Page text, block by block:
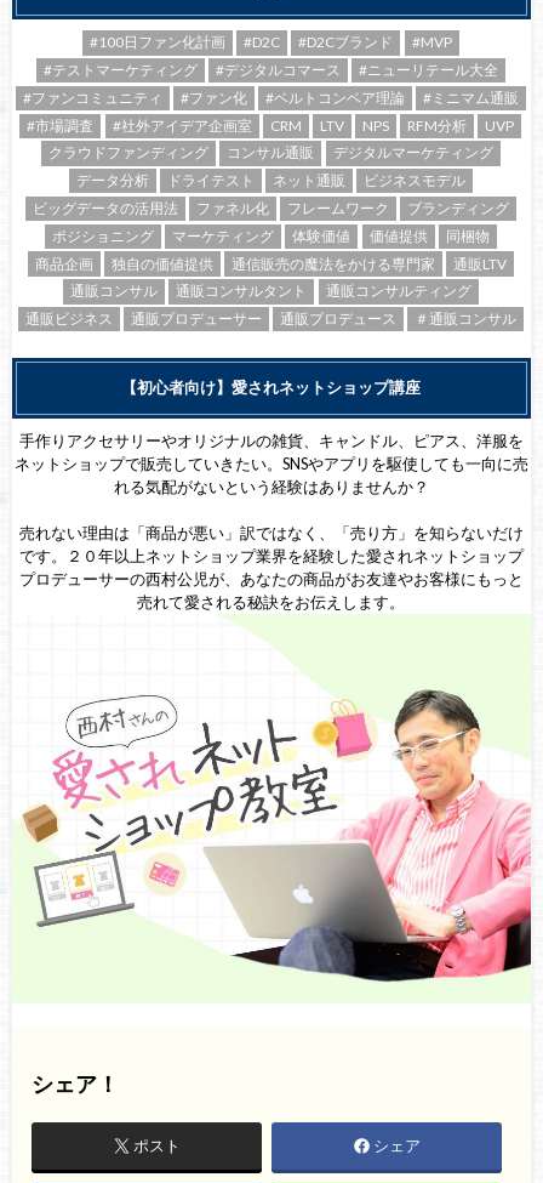
#100日ファン化計画 #D2C #D2Cブランド
#MVP
#テストマーケティング
#デジタルコマース
#ニューリテール大全
#ファンコミュニティ
#ファン化 #ベルトコンベア理論
#ミニマム通販
#市場調査
#社外アイデア企画室 CRM LTV NPS RFM分析
UVP
クラウドファンディング
コンサル通販
デジタルマーケティング
データ分析
ドライテスト ネット通販
ビジネスモデル
ビッグデータの活用法
ファネル化 フレームワーク
ブランディング
ポジショニング
マーケティング 体験価値 価値提供
同梱物
商品企画
独自の価値提供 通信販売の魔法をかける専門家
通販LTV
通販コンサル
通販コンサルタント
通販コンサルティング
通販ビジネス
通販プロデューサー 通販プロデュース ＃通販コンサル
【初心者向け】愛されネットショップ講座
手作りアクセサリーやオリジナルの雑貨、キャンドル、ピアス、洋服を
ネットショップで販売していきたい。SNSやアプリを駆使しても一向に売
れる気配がないという経験はありませんか？
売れない理由は「商品が悪い」訳ではなく、「売り方」を知らないだけ
です。２０年以上ネットショップ業界を経験した愛されネットショップ
プロデューサーの西村公児が、あなたの商品がお友達やお客様にもっと
売れて愛される秘訣をお伝えします。
シェア！
ポスト シェア